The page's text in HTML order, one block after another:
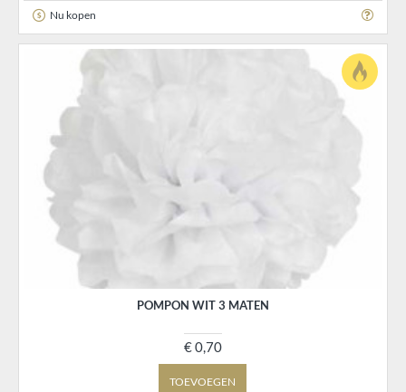
Nu kopen
POMPON WIT 3 MATEN
€ 0,70
TOEVOEGEN